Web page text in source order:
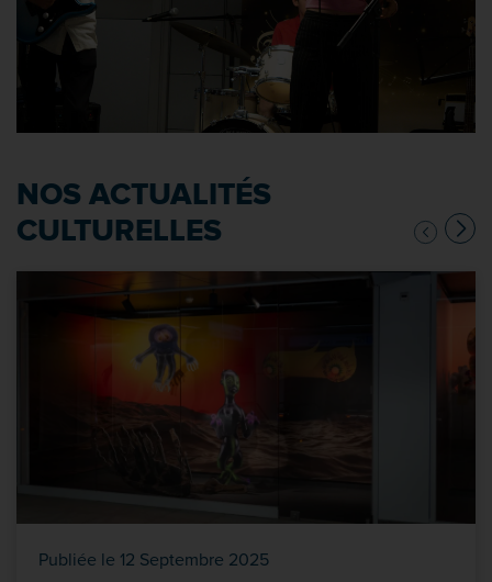
NOS ACTUALITÉS
CULTURELLES
Publiée le 12 Septembre 2025